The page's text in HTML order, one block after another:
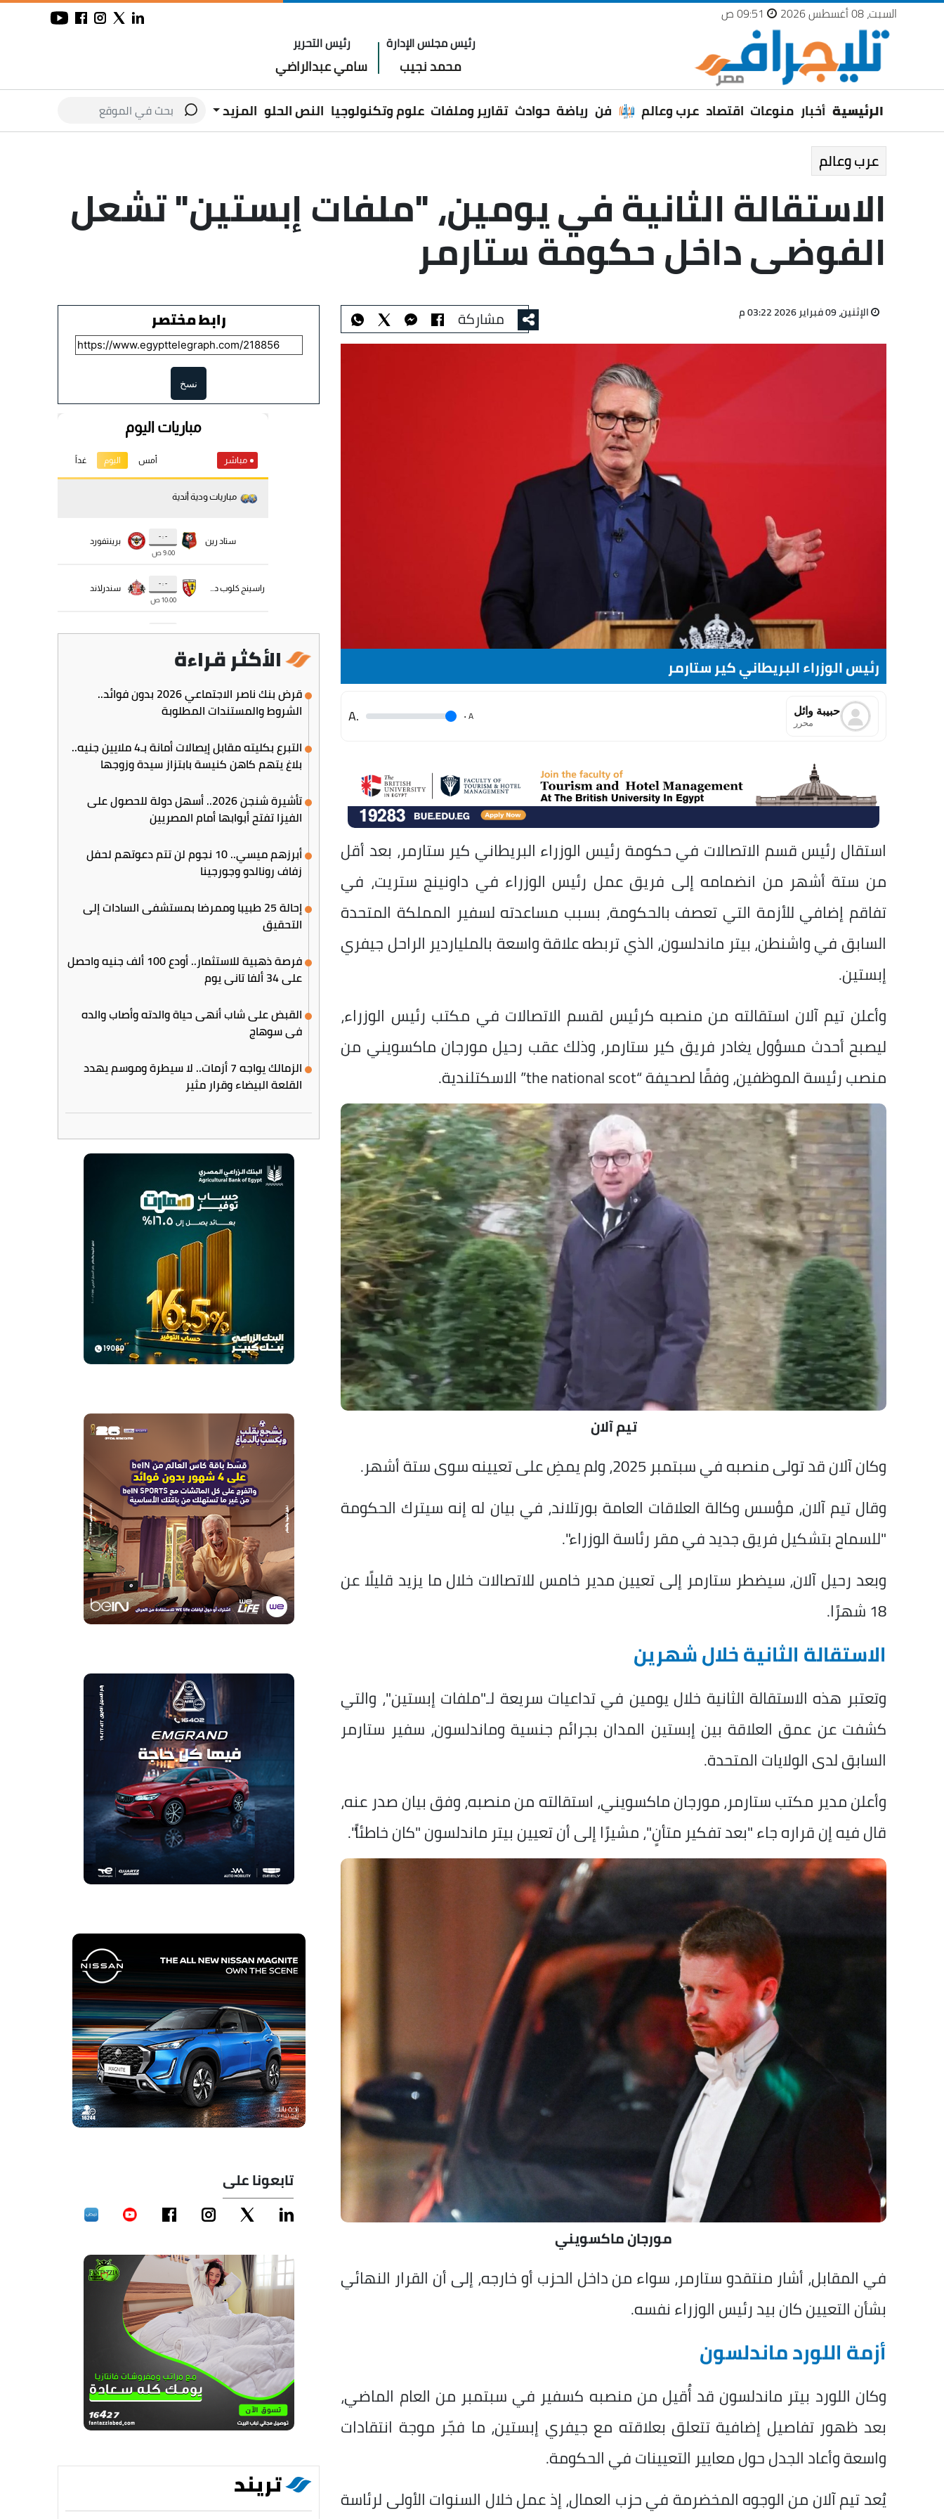
السبت، 08 أغسطس 2026
رئيس مجلس الإدارة
محمد نجيب
رئيس التحرير
سامي عبدالراضي
الرئيسية أخبار منوعات اقتصاد عرب وعالم فن رياضة حوادث تقارير وملفات علوم وتكنولوجيا النص الحلو المزيد
عرب وعالم
الاستقالة الثانية في يومين، "ملفات إبستين" تشعل
الفوضى داخل حكومة ستارمر
الإثنين، 09 فبراير 2026 03:22 م مشاركة
رئيس الوزراء البريطاني كير ستارمر
حبيبة وائل
محرر A
.
.A
استقال رئيس قسم الاتصالات في حكومة رئيس الوزراء البريطاني كير ستارمر، بعد أقل
من ستة أشهر من انضمامه إلى فريق عمل رئيس الوزراء في داونينج ستريت، في
تفاقم إضافي للأزمة التي تعصف بالحكومة، بسبب مساعدته لسفير المملكة المتحدة
السابق في واشنطن، بيتر ماندلسون، الذي تربطه علاقة واسعة بالملياردير الراحل جيفري
إبستين.
وأعلن تيم آلان استقالته من منصبه كرئيس لقسم الاتصالات في مكتب رئيس الوزراء،
ليصبح أحدث مسؤول يغادر فريق كير ستارمر، وذلك عقب رحيل مورجان ماكسويني من
منصب رئيسة الموظفين، وفقًا لصحيفة “the national scot” الاسكتلندية.
تيم آلان
وكان آلان قد تولى منصبه في سبتمبر 2025، ولم يمضِ على تعيينه سوى ستة أشهر.
وقال تيم آلان، مؤسس وكالة العلاقات العامة بورتلاند، في بيان له إنه سيترك الحكومة
"للسماح بتشكيل فريق جديد في مقر رئاسة الوزراء".
وبعد رحيل آلان، سيضطر ستارمر إلى تعيين مدير خامس للاتصالات خلال ما يزيد قليلًا عن
18 شهرًا.
الاستقالة الثانية خلال شهرين
وتعتبر هذه الاستقالة الثانية خلال يومين في تداعيات سريعة لـ"ملفات إبستين"، والتي
كشفت عن عمق العلاقة بين إبستين المدان بجرائم جنسية وماندلسون، سفير ستارمر
السابق لدى الولايات المتحدة.
وأعلن مدير مكتب ستارمر، مورجان ماكسويني، استقالته من منصبه، وفق بيان صدر عنه،
قال فيه إن قراره جاء "بعد تفكير متأنٍ"، مشيرًا إلى أن تعيين بيتر ماندلسون "كان خاطئاً".
مورجان ماكسويني
في المقابل، أشار منتقدو ستارمر، سواء من داخل الحزب أو خارجه، إلى أن القرار النهائي
بشأن التعيين كان بيد رئيس الوزراء نفسه.
أزمة اللورد ماندلسون
وكان اللورد بيتر ماندلسون قد أُقيل من منصبه كسفير في سبتمبر من العام الماضي،
بعد ظهور تفاصيل إضافية تتعلق بعلاقته مع جيفري إبستين، ما فجّر موجة انتقادات
واسعة وأعاد الجدل حول معايير التعيينات في الحكومة.
يُعد تيم آلان من الوجوه المخضرمة في حزب العمال، إذ عمل خلال السنوات الأولى لرئاسة
رابط مختصر
نسخ
الأكثر قراءة
قرض بنك ناصر الاجتماعي 2026 بدون فوائد..
الشروط والمستندات المطلوبة
التبرع بكليته مقابل إيصالات أمانة بـ4 ملايين جنيه..
بلاغ يتهم كاهن كنيسة بابتزاز سيدة وزوجها
تأشيرة شنجن 2026.. أسهل دولة للحصول على
الفيزا تفتح أبوابها أمام المصريين
أبرزهم ميسي.. 10 نجوم لن تتم دعوتهم لحفل
زفاف رونالدو وجورجينا
إحالة 25 طبيبا وممرضا بمستشفى السادات إلى
التحقيق
فرصة ذهبية للاستثمار.. أودع 100 ألف جنيه واحصل
على 34 ألفا تاني يوم
القبض على شاب أنهى حياة والدته وأصاب والده
في سوهاج
الزمالك يواجه 7 أزمات.. لا سيطرة وموسم يهدد
القلعة البيضاء وقرار مثير
تابعونا على
تريند